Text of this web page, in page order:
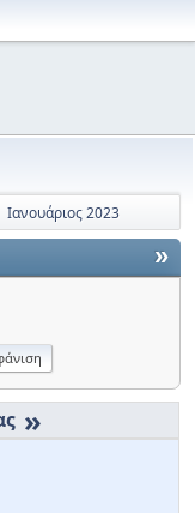
Ιανουάριος 2023
»
»